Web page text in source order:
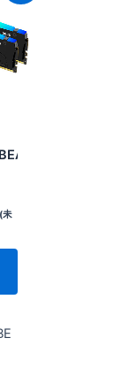
。
：
。
(未